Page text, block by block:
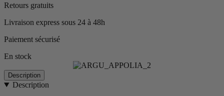
Retours gratuits
Livraison express sous 24 à 48h
Paiement sécurisé
En stock
Description
Description